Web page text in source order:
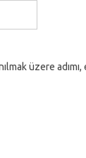
üzere